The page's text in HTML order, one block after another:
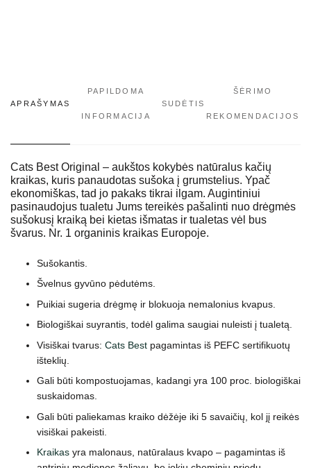
APRAŠYMAS
PAPILDOMA
INFORMACIJA
SUDĖTIS
ŠĖRIMO
REKOMENDACIJOS
Cats Best Original – aukštos kokybės natūralus kačių
kraikas, kuris panaudotas sušoka į grumstelius. Ypač
ekonomiškas, tad jo pakaks tikrai ilgam. Augintiniui
pasinaudojus tualetu Jums tereikės pašalinti nuo drėgmės
sušokusį kraiką bei kietas išmatas ir tualetas vėl bus
švarus. Nr. 1 organinis kraikas Europoje.
Sušokantis.
Švelnus gyvūno pėdutėms.
Puikiai sugeria drėgmę ir blokuoja nemalonius kvapus.
Biologiškai suyrantis, todėl galima saugiai nuleisti į tualetą.
Visiškai tvarus: Cats Bestpagamintas iš PEFC sertifikuotų
išteklių.
Gali būti kompostuojamas, kadangi yra 100 proc. biologiškai
suskaidomas.
Gali būti paliekamas kraiko dėžėje iki 5 savaičių, kol jį reikės
visiškai pakeisti.
Kraikasyra malonaus, natūralaus kvapo – pagamintas iš